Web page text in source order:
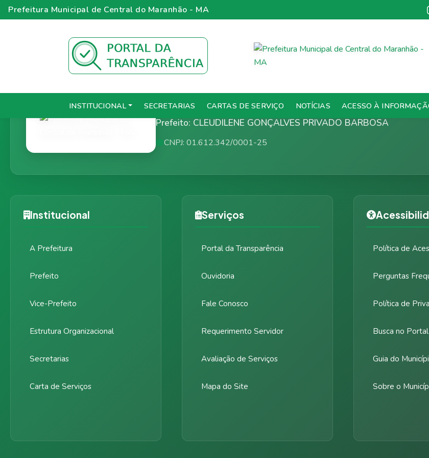
Prefeitura Municipal de Central do Maranhão - MA
INSTITUCIONAL SECRETARIAS CARTAS DE SERVIÇO NOTÍCIAS ACESSO À
Prefeitura Municipal de Central do
Prefeito: CLEUDILENE GONÇALVES PRIVADO BARBOSA
CNPJ: 01.612.342/0001-25
Institucional
A Prefeitura
Prefeito
Vice-Prefeito
Estrutura Organizacional
Secretarias
Carta de Serviços
Serviços
Portal da Transparência
Ouvidoria
Fale Conosco
Requerimento Servidor
Avaliação de Serviços
Mapa do Site
Política de
Perguntas
Política de
Busca no Portal
Guia do
Sobre o